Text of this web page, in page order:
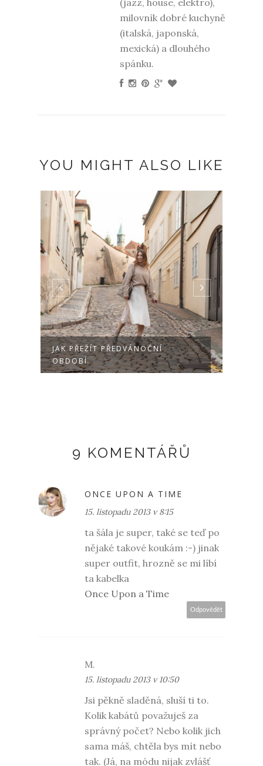
milovník dobré kuchyně
(italská, japonská,
mexická) a dlouhého
spánku.
YOU MIGHT ALSO LIKE
JAK PŘEŽÍT PŘEDVÁNOČNÍ
OBDOBÍ
9 KOMENTÁŘŮ
ONCE UPON A TIME
15. listopadu 2013 v 8:15
ta šála je super, také se teď po
nějaké takové koukám :-) jinak
super outfit, hrozně se mi líbí
ta kabelka
Once Upon a Time
Odpovědět
M.
15. listopadu 2013 v 10:50
Jsi pěkně sladěná, sluší ti to.
Kolik kabátů považuješ za
správný počet? Nebo kolik jich
sama máš, chtěla bys mít nebo
tak. (Já, na módu nijak zvlášť